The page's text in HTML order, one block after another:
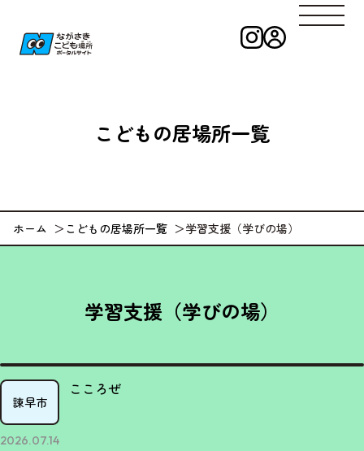
ながさきこども
こどもの居場所一覧
ホーム こどもの居場所一覧 学習支援（学びの場）
学習支援（学びの場）
諫早市
こころぜ
2026.07.14